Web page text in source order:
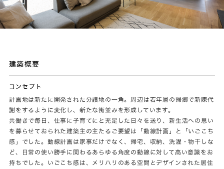
建築概要
コンセプト
計画地は新たに開発された分譲地の一角。周辺は若年層の帰郷で新陳代
謝をするように変化し、新たな街並みを形成しています。
共働きで毎日、仕事に子育てにと充足した日々を送り、新生活への思い
を募らせておられた建築主の主たるご要望は「動線計画」と「いごこち
感」でした。動線計画は家事だけでなく、帰宅、収納、洗濯・物干しな
ど、日常の使い勝手に関わるあらゆる角度の動線に対して高い意識をお
持ちでした。いごこち感は、メリハリのある空間とデザインされた居住